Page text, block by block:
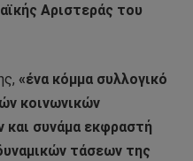
Αριστεράς του
«ένα κόμμα συλλογικό
κοινωνικών
και συνάμα εκφραστή
τάσεων της